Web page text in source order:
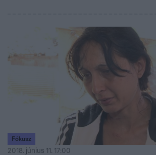
esetben riasztották őket tegnap éjfélig.
Fókusz
2018. június 11. 17:00